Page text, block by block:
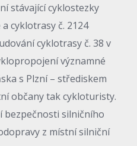
stávající cyklostezky
cyklotrasy č. 2124
cyklotrasy č. 38 v
významné
s Plzní – střediskem
občany tak cykloturisty.
bezpečnosti silničního
z místní silniční